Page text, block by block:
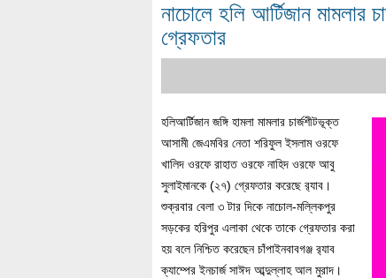
নাচোলে হলি আর্টিজান মামলার
গ্রেফতার
হলিআর্টিজান জঙ্গি হামলা মামলার চার্জশীটভূক্ত
আসামী জেএমবির নেতা শরিফুল ইসলাম ওরফে
খালিদ ওরফে রাহাত ওরফে নাহিদ ওরফে আবু
সুলাইমানকে (২৭) গ্রেফতার করেছে র‌্যাব।
শুক্রবার বেলা ৩ টার দিকে নাচোল-মল্লিকপুর
সড়কের হরিপুর এলাকা থেকে তাকে গ্রেফতার করা
হয় বলে নিশ্চিত করেছেন চাঁপাইনবাবগঞ্জ র‌্যাব
ক্যাম্পের ইনচার্জ সাঈদ আব্দুল্লাহ আল মুরাদ।